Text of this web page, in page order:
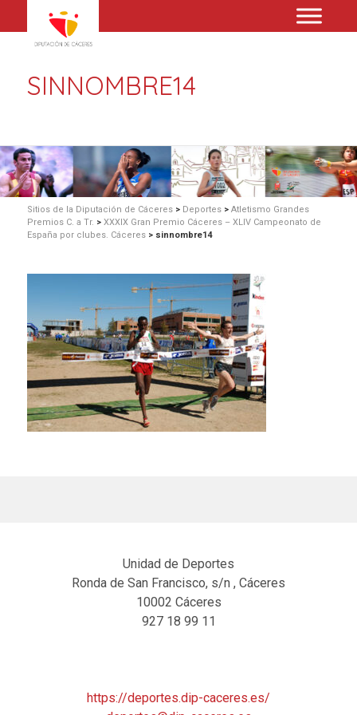
SINNOMBRE14
Sitios de la Diputación de Cáceres> Deportes> Atletismo Grandes
Premios C. a Tr. > XXXIX Gran Premio Cáceres – XLIV Campeonato de
España por clubes. Cáceres> sinnombre14
Unidad de Deportes
Ronda de San Francisco, s/n , Cáceres
10002 Cáceres
927 18 99 11
https://deportes.dip-caceres.es/